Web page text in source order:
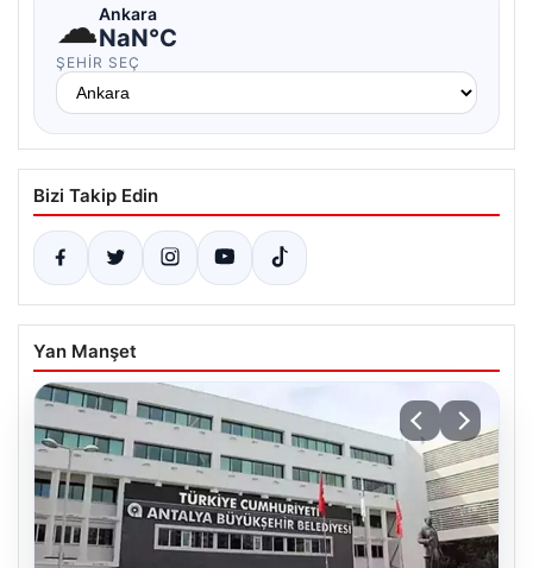
☁Ankara
NaN°C
ŞEHIR SEÇ
Bizi Takip Edin
Yan Manşet